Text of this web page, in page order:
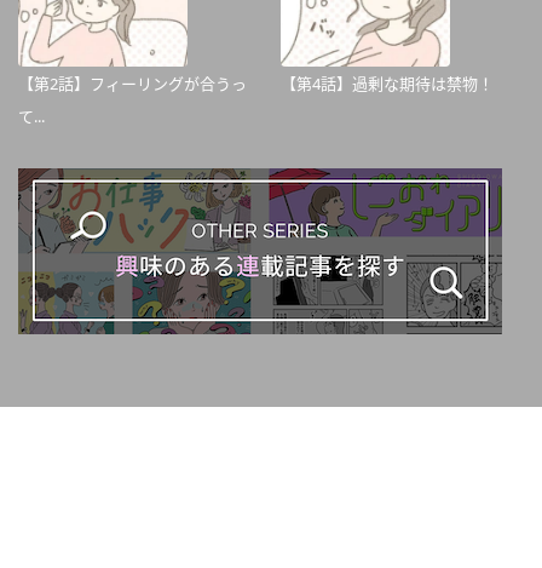
【第2話】フィーリングが合うっ
て...
【第4話】過剰な期待は禁物！